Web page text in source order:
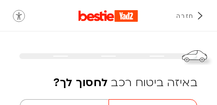
חזרה
באיזה ביטוח רכב לחסוך לך?